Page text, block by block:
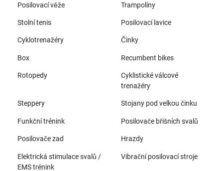
Posilovací věže Trampolíny
Stolní tenis Posilovací lavice
Cyklotrenažéry Činky
Box Recumbent bikes
Rotopedy
Cyklistické válcové
trenažéry
Steppery Stojany pod velkou činku
Funkční trénink Posilovače břišních svalů
Posilovače zad Hrazdy
Elektrická stimulace svalů /
EMS trénink
Vibrační posilovací stroje